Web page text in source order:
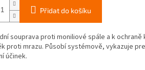
Přidat do košíku
souprava proti moniliové spále a k ochraně
proti mrazu. Působí systémově, vykazuje
účinek.